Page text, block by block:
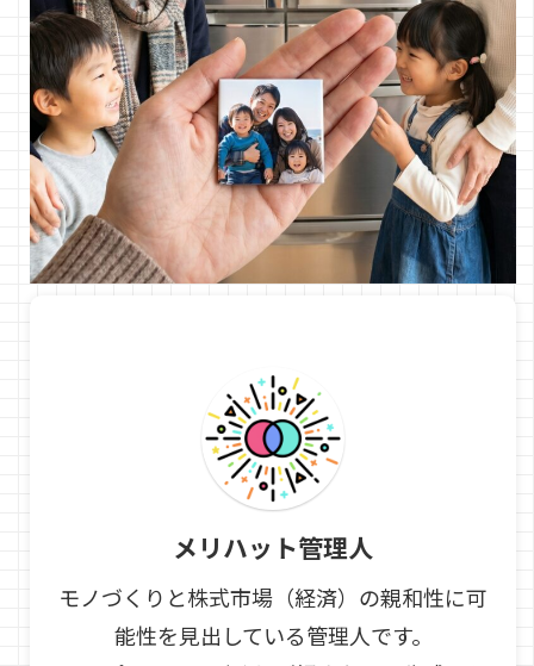
メリハット管理人
モノづくりと株式市場（経済）の親和性に可
能性を見出している管理人です。